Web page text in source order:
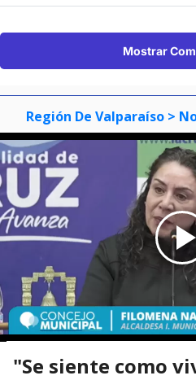
Mostrar
Región De Valparaíso >
"Se siente como